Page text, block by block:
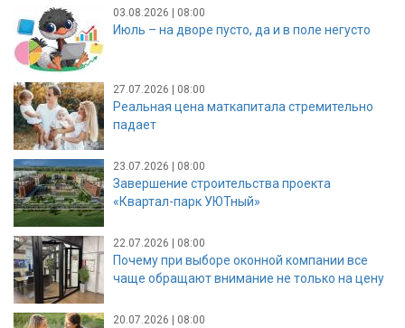
03.08.2026 | 08:00
Июль – на дворе пусто, да и в поле негусто
27.07.2026 | 08:00
Реальная цена маткапитала стремительно
падает
23.07.2026 | 08:00
Завершение строительства проекта
«Квартал-парк УЮТный»
22.07.2026 | 08:00
Почему при выборе оконной компании все
чаще обращают внимание не только на цену
20.07.2026 | 08:00